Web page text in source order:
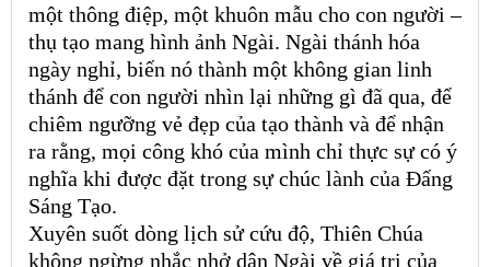
một thông điệp, một khuôn mẫu cho con người –
thụ tạo mang hình ảnh Ngài. Ngài thánh hóa
ngày nghỉ, biến nó thành một không gian linh
thánh để con người nhìn lại những gì đã qua, để
chiêm ngưỡng vẻ đẹp của tạo thành và để nhận
ra rằng, mọi công khó của mình chỉ thực sự có ý
nghĩa khi được đặt trong sự chúc lành của Đấng
Sáng Tạo.
Xuyên suốt dòng lịch sử cứu độ, Thiên Chúa
không ngừng nhắc nhở dân Ngài về giá trị của